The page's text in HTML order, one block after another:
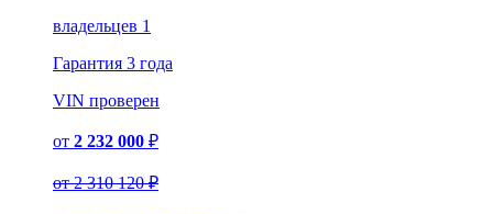
владельцев 1
Гарантия 3 года
VIN проверен
от 2 232 000 ₽
от2 310 120 ₽